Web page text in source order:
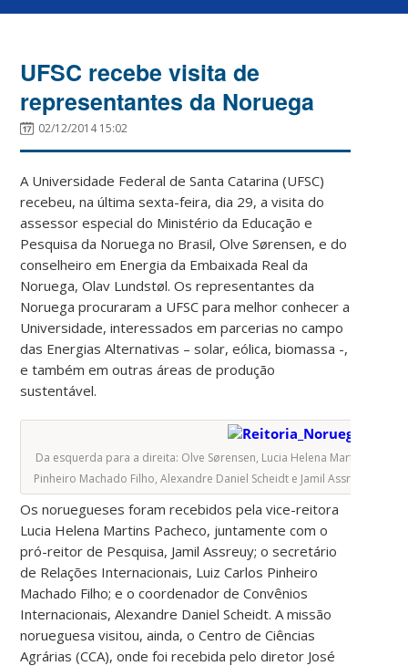
UFSC recebe visita de
representantes da Noruega
02/12/2014 15:02
A Universidade Federal de Santa Catarina (UFSC)
recebeu, na última sexta-feira, dia 29, a visita do
assessor especial do Ministério da Educação e
Pesquisa da Noruega no Brasil, Olve Sørensen, e do
conselheiro em Energia da Embaixada Real da
Noruega, Olav Lundstøl. Os representantes da
Noruega procuraram a UFSC para melhor conhecer a
Universidade, interessados em parcerias no campo
das Energias Alternativas – solar, eólica, biomassa -,
e também em outras áreas de produção
sustentável.
Da esquerda para a direita: Olve Sørensen, Lucia Helena Martins
Pinheiro Machado Filho, Alexandre Daniel Scheidt e Jamil Assreuy. Foto:
Os noruegueses foram recebidos pela vice-reitora
Lucia Helena Martins Pacheco, juntamente com o
pró-reitor de Pesquisa, Jamil Assreuy; o secretário
de Relações Internacionais, Luiz Carlos Pinheiro
Machado Filho; e o coordenador de Convênios
Internacionais, Alexandre Daniel Scheidt. A missão
norueguesa visitou, ainda, o Centro de Ciências
Agrárias (CCA), onde foi recebida pelo diretor José